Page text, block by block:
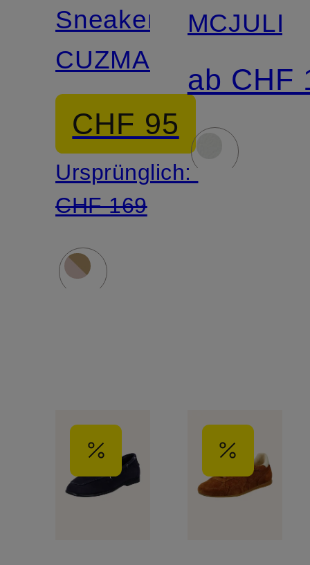
Sneaker
CUZMANI
CHF 95
Ursprünglich:
CHF 169
ab CHF